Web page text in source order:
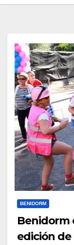
BENIDORM
Benidorm
edición de